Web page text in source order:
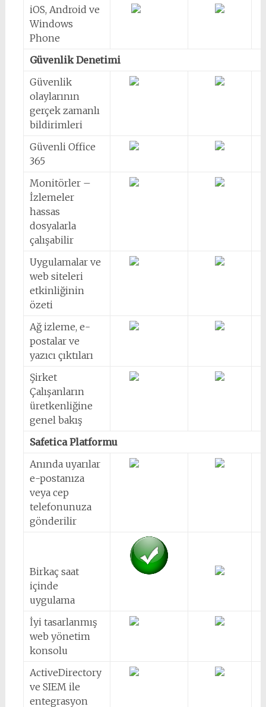
iOS, Android ve
Windows
Phone
Güvenlik Denetimi
Güvenlik
olaylarının
gerçek zamanlı
bildirimleri
Güvenli Office
365
Monitörler –
İzlemeler
hassas
dosyalarla
çalışabilir
Uygulamalar ve
web siteleri
etkinliğinin
özeti
Ağ izleme, e-
postalar ve
yazıcı çıktıları
Şirket
Çalışanların
üretkenliğine
genel bakış
Safetica Platformu
Anında uyarılar
e-postanıza
veya cep
telefonunuza
gönderilir
Birkaç saat
içinde
uygulama
İyi tasarlanmış
web yönetim
konsolu
ActiveDirectory
ve SIEM ile
entegrasyon